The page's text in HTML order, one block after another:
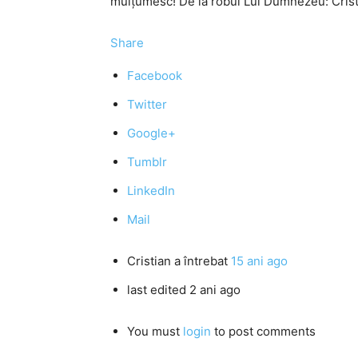
Share
Facebook
Twitter
Google+
Tumblr
LinkedIn
Mail
Cristian a întrebat 15 ani ago
last edited 2 ani ago
You must login to post comments